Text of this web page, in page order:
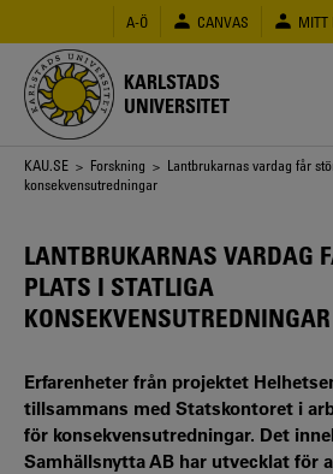
huvudinnehåll
A-Ö CANVAS MITT
KARLSTADS
UNIVERSITET
Länkstig
KAU.SE > Forskning > Lantbrukarnas vardag får
konsekvensutredningar
LANTBRUKARNAS VARDAG
PLATS I STATLIGA
KONSEKVENSUTREDNINGAR
Erfarenheter från projektet
tillsammans med Statskontoret i
för konsekvensutredningar. Det
Samhällsnytta AB har utvecklat för